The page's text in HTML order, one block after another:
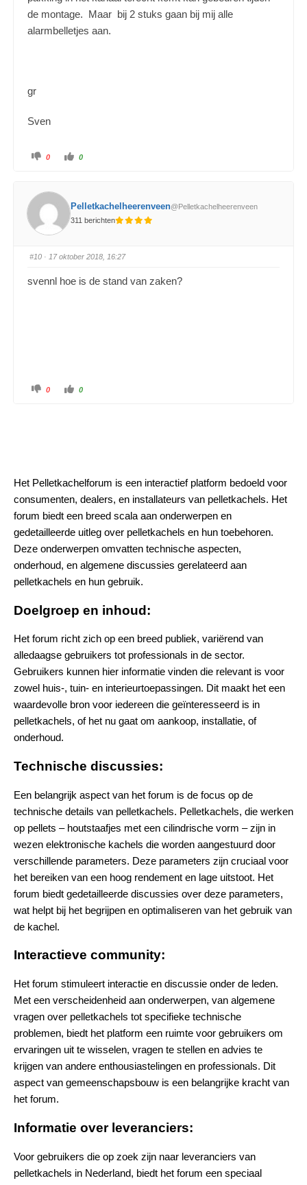
de montage. Maar bij 2 stuks gaan bij mij alle
alarmbelletjes aan.
gr
Sven
0 0
Pelletkachelheerenveen@Pelletkachelheerenveen
311 berichten
#10 · 17 oktober 2018, 16:27
svennl hoe is de stand van zaken?
0 0
Het Pelletkachelforum is een interactief platform bedoeld voor
consumenten, dealers, en installateurs van pelletkachels. Het
forum biedt een breed scala aan onderwerpen en
gedetailleerde uitleg over pelletkachels en hun toebehoren.
Deze onderwerpen omvatten technische aspecten,
onderhoud, en algemene discussies gerelateerd aan
pelletkachels en hun gebruik.
Doelgroep en inhoud:
Het forum richt zich op een breed publiek, variërend van
alledaagse gebruikers tot professionals in de sector.
Gebruikers kunnen hier informatie vinden die relevant is voor
zowel huis-, tuin- en interieurtoepassingen. Dit maakt het een
waardevolle bron voor iedereen die geïnteresseerd is in
pelletkachels, of het nu gaat om aankoop, installatie, of
onderhoud​.
Technische discussies:
Een belangrijk aspect van het forum is de focus op de
technische details van pelletkachels. Pelletkachels, die werken
op pellets – houtstaafjes met een cilindrische vorm – zijn in
wezen elektronische kachels die worden aangestuurd door
verschillende parameters. Deze parameters zijn cruciaal voor
het bereiken van een hoog rendement en lage uitstoot. Het
forum biedt gedetailleerde discussies over deze parameters,
wat helpt bij het begrijpen en optimaliseren van het gebruik van
de kachel.
Interactieve community:
Het forum stimuleert interactie en discussie onder de leden.
Met een verscheidenheid aan onderwerpen, van algemene
vragen over pelletkachels tot specifieke technische
problemen, biedt het platform een ruimte voor gebruikers om
ervaringen uit te wisselen, vragen te stellen en advies te
krijgen van andere enthousiastelingen en professionals. Dit
aspect van gemeenschapsbouw is een belangrijke kracht van
het forum.
Informatie over leveranciers:
Voor gebruikers die op zoek zijn naar leveranciers van
pelletkachels in Nederland, biedt het forum een speciaal